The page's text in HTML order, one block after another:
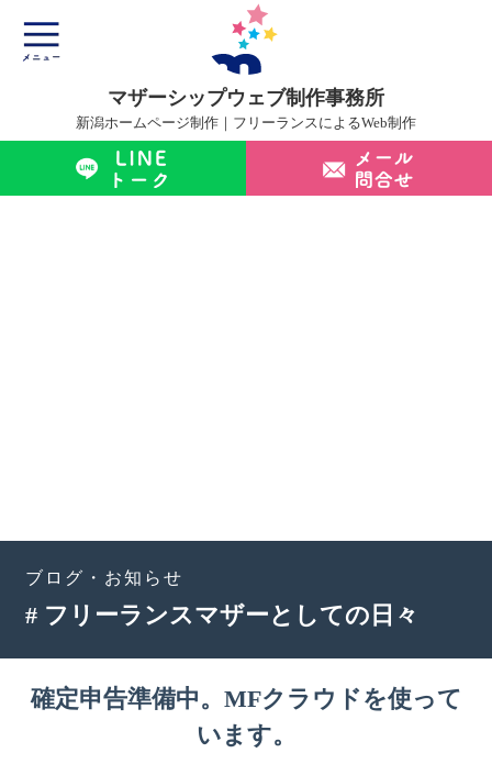
マザーシップウェブ制作事務所
新潟ホームページ制作｜フリーランスによるWeb制作
マザーシップについて
ホームページ制作サービス
ブログ・お知らせ
# フリーランスマザーとしての日々
確定申告準備中。MFクラウドを使って
います。